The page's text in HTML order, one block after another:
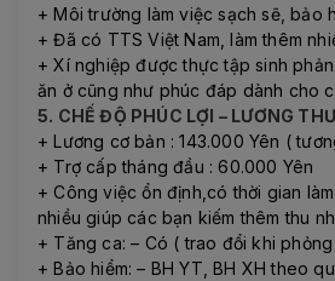
+ Môi trường làm việc sạch sẽ, bảo
+ Đã có TTS Việt Nam, làm thêm
+ Xí nghiệp được thực tập sinh
ăn ở cũng như phúc đáp dành cho
5. CHẾ ĐỘ PHÚC LỢI – LƯƠNG
+ Lương cơ bản : 143.000 Yên (
+ Trợ cấp tháng đầu : 60.000 Yên
+ Công việc ổn định,có thời gian
nhiều giúp các bạn kiếm thêm thu
+ Tăng ca: – Có ( trao đổi khi
+ Bảo hiểm: – BH YT, BH XH theo